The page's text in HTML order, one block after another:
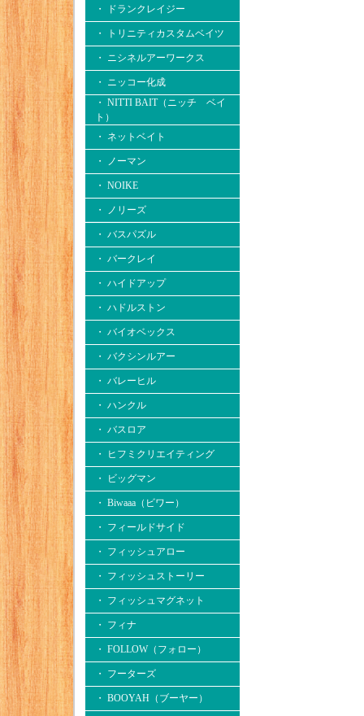
・ ドランクレイジー
・ トリニティカスタムベイツ
・ ニシネルアーワークス
・ ニッコー化成
・ NITTI BAIT（ニッチ ベイ
ト）
・ ネットベイト
・ ノーマン
・ NOIKE
・ ノリーズ
・ バスパズル
・ バークレイ
・ ハイドアップ
・ ハドルストン
・ バイオベックス
・ バクシンルアー
・ バレーヒル
・ ハンクル
・ バスロア
・ ヒフミクリエイティング
・ ビッグマン
・ Biwaaa（ビワー）
・ フィールドサイド
・ フィッシュアロー
・ フィッシュストーリー
・ フィッシュマグネット
・ フィナ
・ FOLLOW（フォロー）
・ フーターズ
・ BOOYAH（ブーヤー）